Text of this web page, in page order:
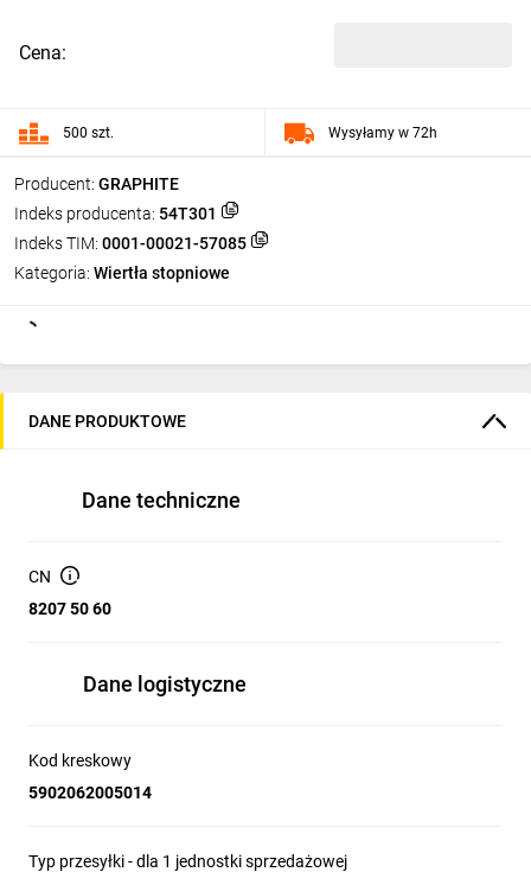
Producent: GRAPHITE
Indeks producenta: 54T301
Indeks TIM: 0001-00021-57085
Kategoria: Wiertła stopniowe
Cena:
500 szt. Wysyłamy w 72h
DANE PRODUKTOWE
Dane techniczne
CN
8207 50 60
Dane logistyczne
Kod kreskowy
5902062005014
Typ przesyłki - dla 1 jednostki sprzedażowej